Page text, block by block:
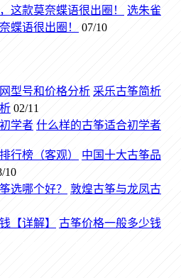
选朱雀
蝶语很出圈！
07/10
采乐古筝简析
02/11
什么样的古筝适合初学者
中国十大古筝品
10
敦煌古筝与龙凤古
古筝价格一般多少钱